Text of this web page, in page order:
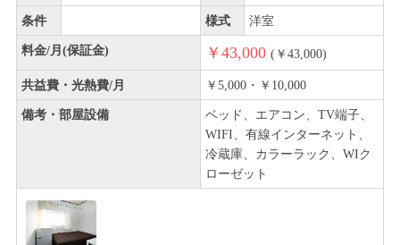
条件 様式 洋室
料金/月(保証金) ￥43,000 (￥43,000)
共益費・光熱費/月 ￥5,000・￥10,000
備考・部屋設備
ベッド、エアコン、TV端子、
WIFI、有線インターネット、
冷蔵庫、カラーラック、WIク
ローゼット